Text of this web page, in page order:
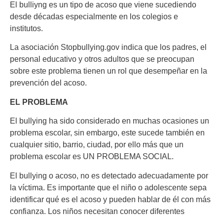
El bulliyng es un tipo de acoso que viene sucediendo
desde décadas especialmente en los colegios e
institutos.
La asociación Stopbullying.gov indica que los padres, el
personal educativo y otros adultos que se preocupan
sobre este problema tienen un rol que desempeñar en la
prevención del acoso.
EL PROBLEMA
El bullying ha sido considerado en muchas ocasiones un
problema escolar, sin embargo, este sucede también en
cualquier sitio, barrio, ciudad, por ello más que un
problema escolar es UN PROBLEMA SOCIAL.
El bullying o acoso, no es detectado adecuadamente por
la víctima. Es importante que el niño o adolescente sepa
identificar qué es el acoso y pueden hablar de él con más
confianza. Los niños necesitan conocer diferentes